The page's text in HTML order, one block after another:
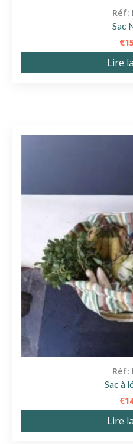
Réf:
Sac
€
Lire
Réf:
Sac à
€
Lire